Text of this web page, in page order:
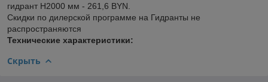
гидрант H2000 мм - 261,6 BYN.
Скидки по дилерской программе на Гидранты не
распространяются
Технические характеристики:
Скрыть